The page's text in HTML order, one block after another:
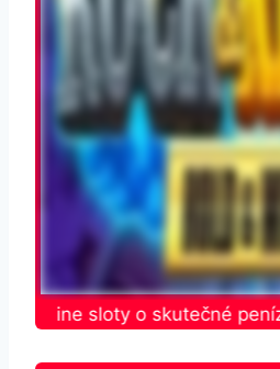
sloty o skutečné peníze.